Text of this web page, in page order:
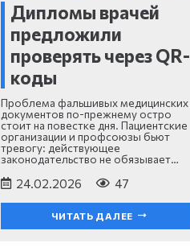
Дипломы врачей
предложили
проверять через QR-
коды
Проблема фальшивых медицинских
документов по-прежнему остро
стоит на повестке дня. Пациентские
организации и профсоюзы бьют
тревогу: действующее
законодательство не обязывает…
24.02.2026 47
ЧИТАТЬ ДАЛЕЕ